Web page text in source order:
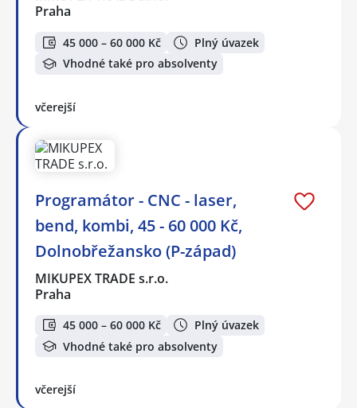
Praha
45 000 – 60 000 Kč
Plný úvazek
Vhodné také pro absolventy
včerejší
Programátor - CNC - laser,
bend, kombi, 45 - 60 000 Kč,
Dolnobřežansko (P-západ)
MIKUPEX TRADE s.r.o.
Praha
45 000 – 60 000 Kč
Plný úvazek
Vhodné také pro absolventy
včerejší